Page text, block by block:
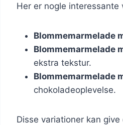
Her er nogle interessante
Blommemarmelade
Blommemarmelade
ekstra tekstur.
Blommemarmelade
chokoladeoplevelse.
Disse variationer kan